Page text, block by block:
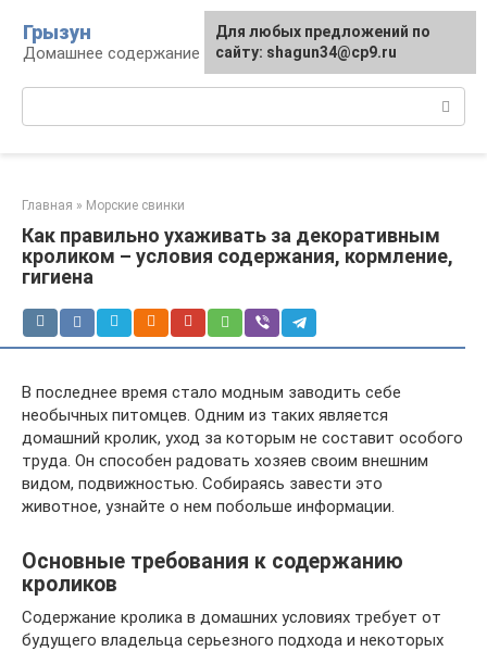
контенту
Грызун
Домашнее содержание грызунов
Главная » Морские свинки
Как правильно ухаживать за декоративным
кроликом – условия содержания, кормление,
гигиена
В последнее время стало модным заводить себе
необычных питомцев. Одним из таких является
домашний кролик, уход за которым не составит особого
труда. Он способен радовать хозяев своим внешним
видом, подвижностью. Собираясь завести это
животное, узнайте о нем побольше информации.
Основные требования к содержанию
кроликов
Содержание кролика в домашних условиях требует от
будущего владельца серьезного подхода и некоторых
Для любых предложений по
сайту: shagun34@cp9.ru